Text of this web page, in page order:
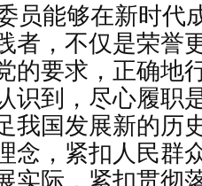
员能够在新时
者，不仅是荣誉
的要求，正确地
识到，尽心履职
我国发展新的历
念，紧扣人民群
实际，紧扣贯彻